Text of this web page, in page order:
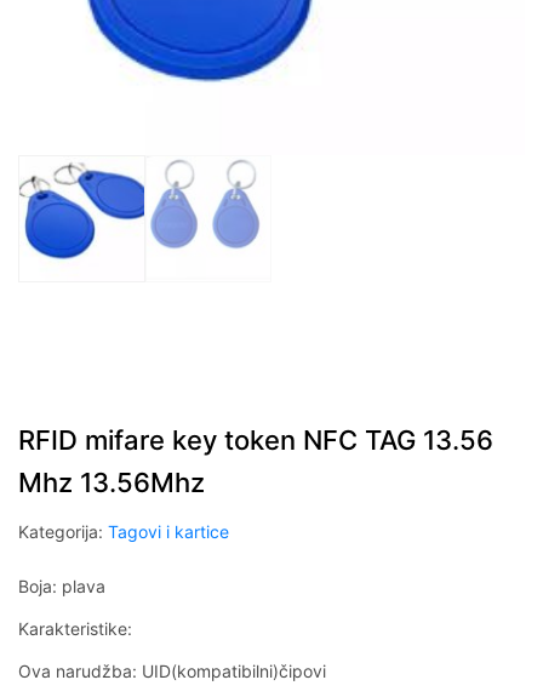
RFID mifare key token NFC TAG 13.56
Mhz 13.56Mhz
Kategorija: Tagovi i kartice
Boja: plava
Karakteristike:
Ova narudžba: UID(kompatibilni)čipovi